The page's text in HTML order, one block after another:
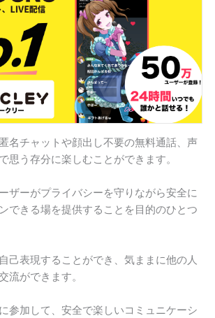
名チャットや顔出し不要の無料通話、声
思う存分に楽しむことができます。
ザーがプライバシーを守りながら安全に
できる場を提供することを目的のひとつ
己表現することができ、気ままに他の人
流ができます。
参加して、安全で楽しいコミュニケーシ